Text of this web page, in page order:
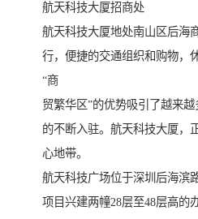
航天科技大厦招商处
航天科技大厦地处南山区后海
行，便捷的交通组织和购物，
“商
贸繁华区”的优势吸引了越来
的不断入驻。航天科技大厦，
心地带。
航天科技广场位于深圳后海滨
项目兴建两幢28层至48层高的